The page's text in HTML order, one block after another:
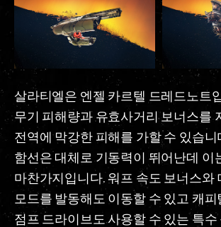
살라티엘은 엔젤 카르텔 드레드노트
무기 피해량과 유효사거리 보너스를
전역에 막강한 피해를 가할 수 있습니
함선은 대체로 기동력이 뛰어난데 이
마찬가지입니다. 워프 속도 보너스와
모드를 발동해도 이동할 수 있고 캐피
점프 드라이브도 사용할 수 있는 특수